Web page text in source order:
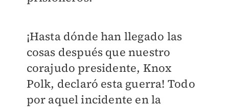
¡Hasta dónde han llegado las
cosas después que nuestro
corajudo presidente, Knox
Polk, declaró esta guerra! Todo
por aquel incidente en la